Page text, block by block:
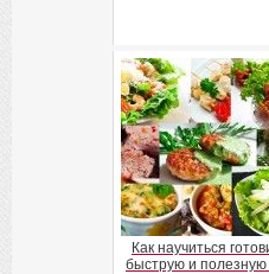
Как научиться
быструю и полезную